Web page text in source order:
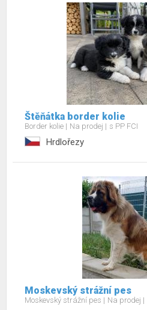
Štěňátka border kolie
Border kolie Na prodej s PP FCI
Hrdlořezy
Moskevský strážní pes
Moskevský strážní pes Na prodej